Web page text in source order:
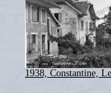
1938, Constantine,